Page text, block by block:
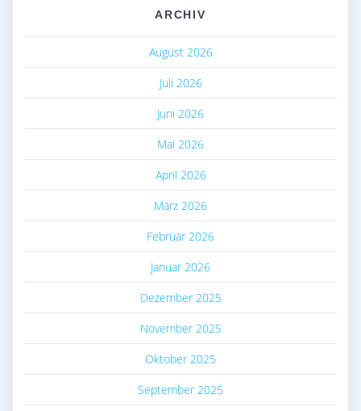
ARCHIV
August 2026
Juli 2026
Juni 2026
Mai 2026
April 2026
März 2026
Februar 2026
Januar 2026
Dezember 2025
November 2025
Oktober 2025
September 2025